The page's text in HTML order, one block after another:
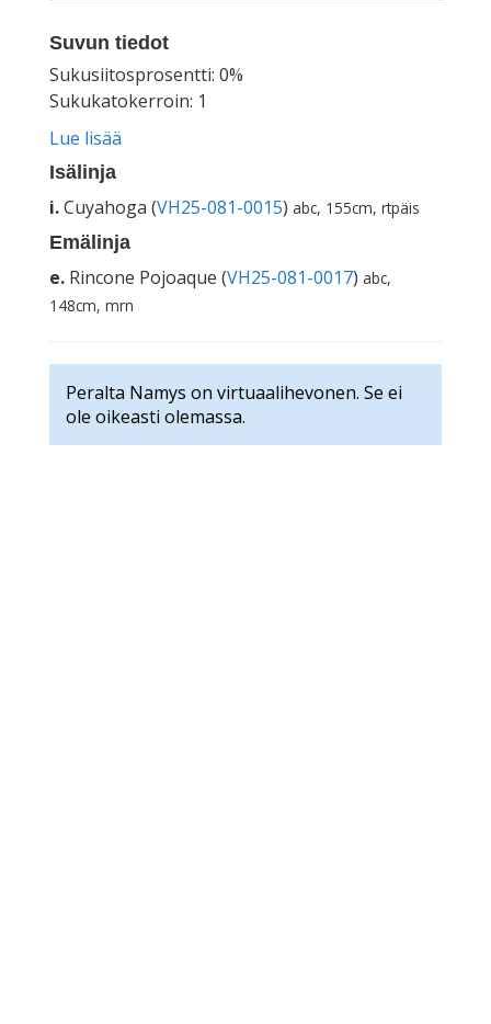
Suvun tiedot
Sukusiitosprosentti: 0%
Sukukatokerroin: 1
Lue lisää
Isälinja
i.Cuyahoga (VH25-081-0015) abc, 155cm, rtpäis
Emälinja
e. Rincone Pojoaque (VH25-081-0017) abc,
148cm, mrn
Peralta Namys on virtuaalihevonen. Se ei
ole oikeasti olemassa.